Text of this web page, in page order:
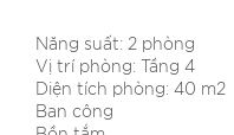
Năng suất: 2 phòng
Vị trí phòng: Tầng 4
Diện tích phòng: 40 m2
Ban công